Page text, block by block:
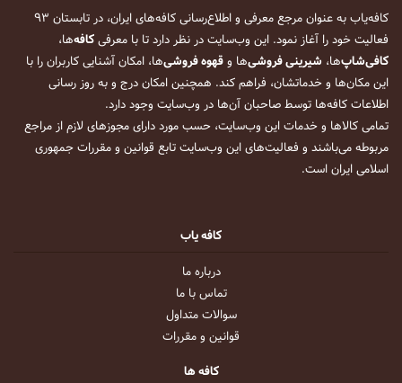
کافه‌یاب به عنوان مرجع معرفی و اطلاع‌رسانی کافه‌های ایران، در تابستان ۹۳
فعالیت خود را آغاز نمود. این وب‌سایت در نظر دارد تا با معرفیکافه‌ها،
کافی‌شاپ‌ها، شیرینی فروشی‌ها وقهوه فروشی‌ها، امکان آشنایی کاربران را با
این مکان‌ها و خدماتشان، فراهم کند. همچنین امکان درج و به روز رسانی
اطلاعات کافه‌ها توسط صاحبان آن‌ها در وب‌سایت وجود دارد.
تمامی کالاها و خدمات این وب‌سایت، حسب مورد دارای مجوزهای لازم از مراجع
مربوطه می‌باشند و فعالیت‌های این وب‌سایت تابع قوانین و مقررات جمهوری
اسلامی ایران است.
کافه یاب
درباره ما
تماس با ما
سوالات متداول
قوانین و مقررات
کافه ها